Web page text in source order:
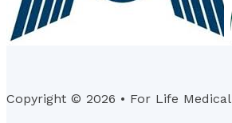
Copyright © 2026 • For Life Medical